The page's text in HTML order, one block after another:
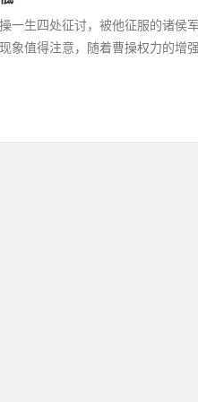
一生四处征讨，被他征服的诸侯
象值得注意，随着曹操权力的增